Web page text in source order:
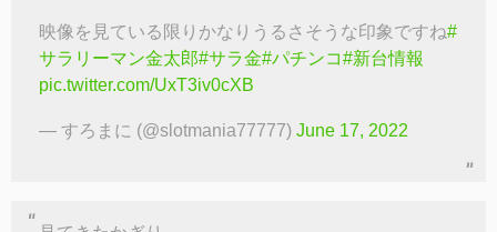
映像を見ている限りかなりうるさそうな印象ですね#
サラリーマン金太郎#サラ金#パチンコ#新台情報
pic.twitter.com/UxT3iv0cXB
— すろまに (@slotmania77777) June 17, 2022